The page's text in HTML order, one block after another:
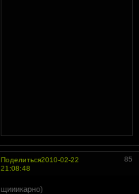
Поделиться 85
2010-02-22
21:08:48
щииикарно)